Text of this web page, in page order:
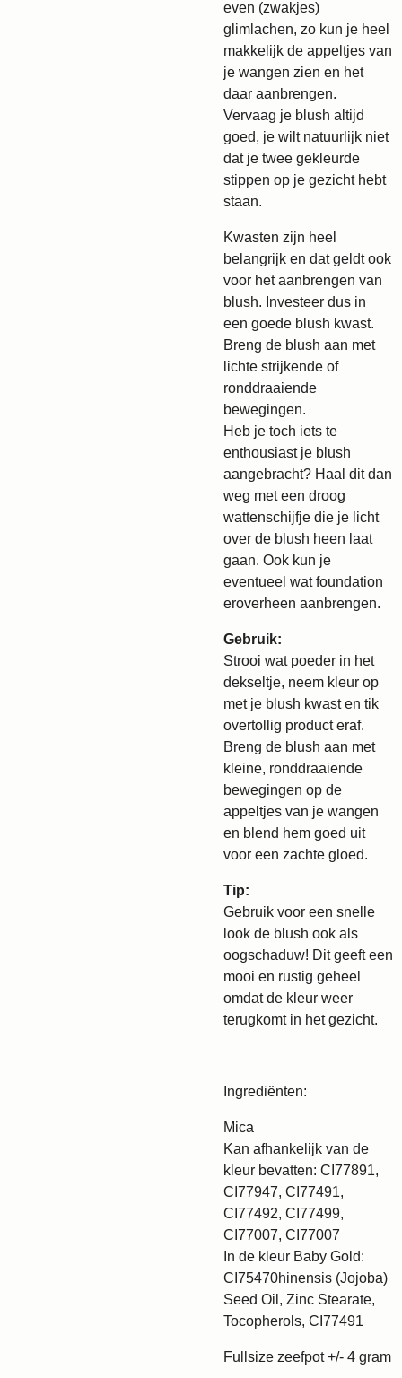
even (zwakjes)
glimlachen, zo kun je heel
makkelijk de appeltjes van
je wangen zien en het
daar aanbrengen.
Vervaag je blush altijd
goed, je wilt natuurlijk niet
dat je twee gekleurde
stippen op je gezicht hebt
staan.
Kwasten zijn heel
belangrijk en dat geldt ook
voor het aanbrengen van
blush. Investeer dus in
een goede blush kwast.
Breng de blush aan met
lichte strijkende of
ronddraaiende
bewegingen.
Heb je toch iets te
enthousiast je blush
aangebracht? Haal dit dan
weg met een droog
wattenschijfje die je licht
over de blush heen laat
gaan. Ook kun je
eventueel wat foundation
eroverheen aanbrengen.
Gebruik:
Strooi wat poeder in het
dekseltje, neem kleur op
met je blush kwast en tik
overtollig product eraf.
Breng de blush aan met
kleine, ronddraaiende
bewegingen op de
appeltjes van je wangen
en blend hem goed uit
voor een zachte gloed.
Tip:
Gebruik voor een snelle
look de blush ook als
oogschaduw! Dit geeft een
mooi en rustig geheel
omdat de kleur weer
terugkomt in het gezicht.
Ingrediënten:
Mica
Kan afhankelijk van de
kleur bevatten: CI77891,
CI77947, CI77491,
CI77492, CI77499,
CI77007, CI77007
In de kleur Baby Gold:
CI75470hinensis (Jojoba)
Seed Oil, Zinc Stearate,
Tocopherols, CI77491
Fullsize zeefpot +/- 4 gram